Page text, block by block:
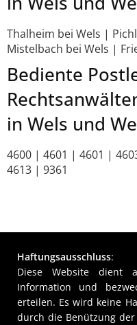
Thalheim bei Wels |
Mistelbach bei Wels |
Bediente
in Wels und
4600 | 4601 | 4601 |
4613 | 9361
Haftungsausschluss:
Diese Website dient
Information und
erteilen. Es wird keine
durch die Benützung